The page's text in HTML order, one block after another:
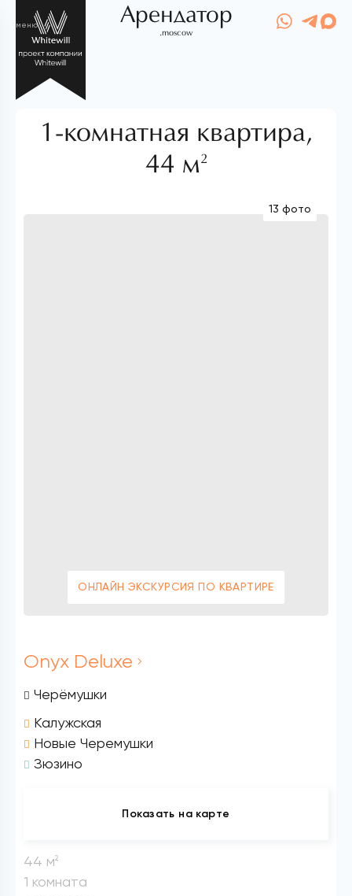
меню Арендатор
.moscow
1-комнатная квартира,
44 м2
13 фото
ОНЛАЙН ЭКСКУРСИЯ ПО КВАРТИРЕ
Onyx Deluxe
Черёмушки
Калужская
Новые Черемушки
Зюзино
Показать на карте
44 м2
1 комната